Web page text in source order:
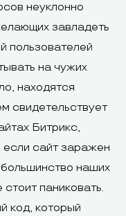
неуклонно
завладеть
пользователей
на чужих
находятся
свидетельствует
Битрикс,
если сайт заражен
наших
паниковать.
код, который